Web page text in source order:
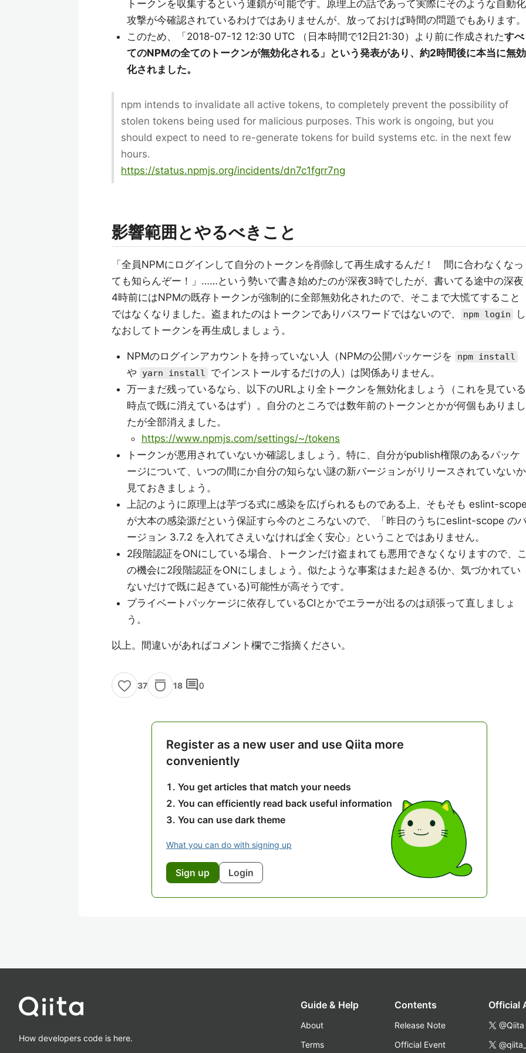
トークンを収集するという連鎖が可能です。原理上の話であって実際にそのような自動化
攻撃が今確認されているわけではありませんが、放っておけば時間の問題でもあります。
このため、「2018-07-12 12:30 UTC （日本時間で12日21:30）より前に作成されたすべ
てのNPMの全てのトークンが無効化される」という発表があり、約2時間後に本当に無効
化されました。
npm intends to invalidate all active tokens, to completely prevent the possibility of
stolen tokens being used for malicious purposes. This work is ongoing, but you
should expect to need to re-generate tokens for build systems etc. in the next few
hours.
https://status.npmjs.org/incidents/dn7c1fgrr7ng
影響範囲とやるべきこと
「全員NPMにログインして自分のトークンを削除して再生成するんだ！ 間に合わなくなっ
ても知らんぞー！」……という勢いで書き始めたのが深夜3時でしたが、書いてる途中の深夜
4時前にはNPMの既存トークンが強制的に全部無効化されたので、そこまで大慌てすること
ではなくなりました。盗まれたのはトークンでありパスワードではないので、
npm login
し
なおしてトークンを再生成しましょう。
NPMのログインアカウントを持っていない人（NPMの公開パッケージを npm install
や yarn install
でインストールするだけの人）は関係ありません。
万一まだ残っているなら、以下のURLより全トークンを無効化ましょう（これを見ている
時点で既に消えているはず）。自分のところでは数年前のトークンとかが何個もありまし
たが全部消えました。
https://www.npmjs.com/settings/~/tokens
トークンが悪用されていないか確認しましょう。特に、自分がpublish権限のあるパッケ
ージについて、いつの間にか自分の知らない謎の新バージョンがリリースされていないか
見ておきましょう。
上記のように原理上は芋づる式に感染を広げられるものである上、そもそも eslint-
が大本の感染源だという保証すら今のところないので、「昨日のうちにeslint-scope の
ージョン 3.7.2 を入れてさえいなければ全く安心」ということではありません。
2段階認証をONにしている場合、トークンだけ盗まれても悪用できなくなりますので、
の機会に2段階認証をONにしましょう。似たような事案はまた起きる(か、気づかれてい
ないだけで既に起きている)可能性が高そうです。
プライベートパッケージに依存しているCIとかでエラーが出るのは頑張って直しましょ
う。
以上。間違いがあればコメント欄でご指摘ください。
37 18 comment0
Register as a new user and use Qiita more
conveniently
You get articles that match your needs
You can efficiently read back useful information
You can use dark theme
What you can do with signing up
Sign up Login
How developers code is here.
Guide & Help
About
Terms
Contents
Release Note
Official Event
Official
@Qiita